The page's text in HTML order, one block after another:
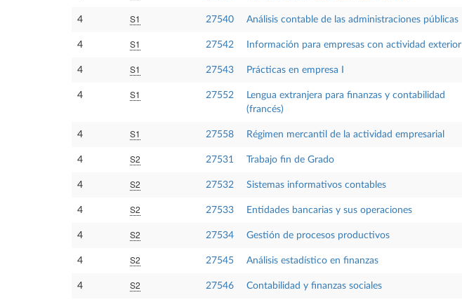
4 S1 27540 Análisis contable de las administraciones públicas
4 S1 27542 Información para empresas con actividad exterior
4 S1 27543 Prácticas en empresa I
4 S1 27552
Lengua extranjera para finanzas y contabilidad
(francés)
4 S1 27558 Régimen mercantil de la actividad empresarial
4 S2 27531 Trabajo fin de Grado
4 S2 27532 Sistemas informativos contables
4 S2 27533 Entidades bancarias y sus operaciones
4 S2 27534 Gestión de procesos productivos
4 S2 27545 Análisis estadístico en finanzas
4 S2 27546 Contabilidad y finanzas sociales